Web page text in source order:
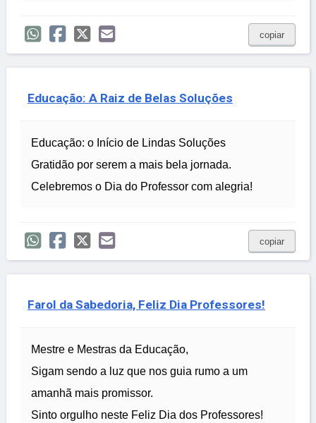
copiar
Educação: A Raiz de Belas Soluções
Educação: o Início de Lindas Soluções
Gratidão por serem a mais bela jornada.
Celebremos o Dia do Professor com alegria!
copiar
Farol da Sabedoria, Feliz Dia Professores!
Mestre e Mestras da Educação,
Sigam sendo a luz que nos guia rumo a um
amanhã mais promissor.
Sinto orgulho neste Feliz Dia dos Professores!